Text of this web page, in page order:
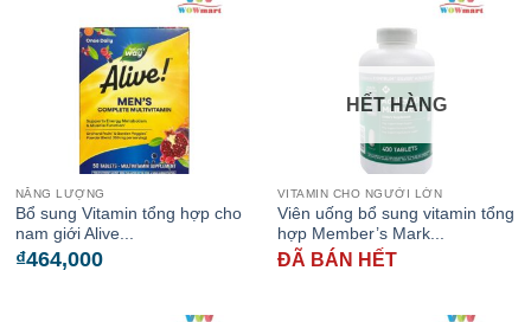
NĂNG LƯỢNG
Bổ sung Vitamin tổng hợp cho
nam giới Alive...
₫464,000
HẾT HÀNG
VITAMIN CHO NGƯỜI LỚN
Viên uống bổ sung vitamin tổng
hợp Member’s Mark...
ĐÃ BÁN HẾT